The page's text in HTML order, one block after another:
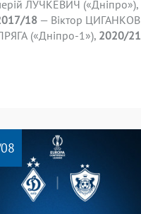
ЛУЧКЕВИЧ («Дніпро»),
18 — Віктор ЦИГАНКОВ
(«Дніпро-1»), 2020/21